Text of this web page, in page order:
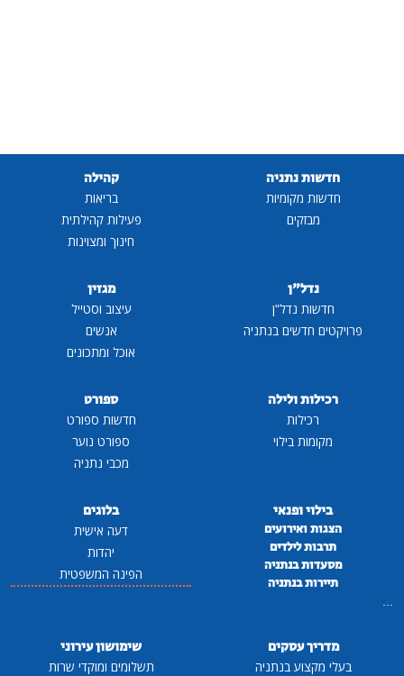
חדשות נתניה
חדשות מקומיות
מבזקים
קהילה
בריאות
פעילות קהילתית
חינוך ומצוינות
נדל"ן
חדשות נדל"ן
פרויקטים חדשים בנתניה
מגזין
עיצוב וסטייל
אנשים
אוכל ומתכונים
רכילות ולילה
רכילות
מקומות בילוי
ספורט
חדשות ספורט
ספורט נוער
מכבי נתניה
בילוי ופנאי
הצגות ואירועים
תרבות לילדים
מסעדות בנתניה
תיירות בנתניה
בלוגים
דעה אישית
יהדות
הפינה המשפטית
מדריך עסקים
בעלי מקצוע בנתניה
שימושון עירוני
תשלומים ומוקדי שרות